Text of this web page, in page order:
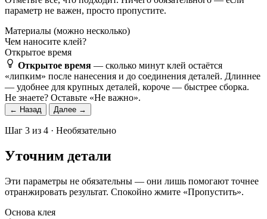
параметр не важен, просто пропустите.
Материалы (можно несколько)
Чем наносите клей?
Открытое время
Открытое время — сколько минут клей остаётся
«липким» после нанесения и до соединения деталей. Длиннее
— удобнее для крупных деталей, короче — быстрее сборка.
Не знаете? Оставьте «Не важно».
← Назад Далее →
Шаг 3 из 4 · Необязательно
Уточним детали
Эти параметры не обязательны — они лишь помогают точнее
отранжировать результат. Спокойно жмите «Пропустить».
Основа клея